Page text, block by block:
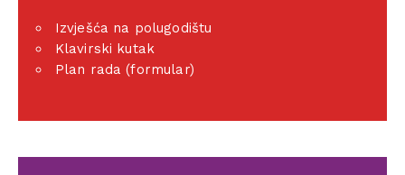
Izvješća na polugodištu
Klavirski kutak
Plan rada (formular)